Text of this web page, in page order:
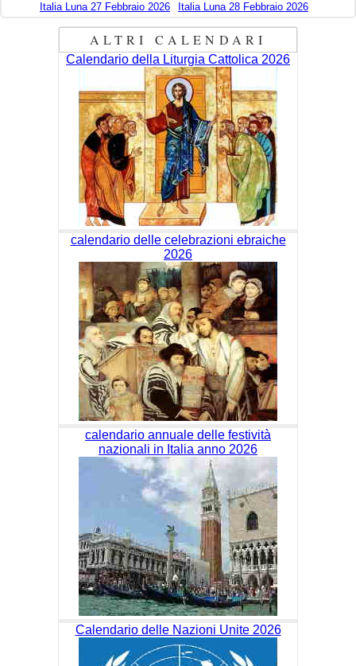
Italia Luna 27 Febbraio 2026
Italia Luna 28 Febbraio 2026
ALTRI CALENDARI
Calendario della Liturgia Cattolica 2026
calendario delle celebrazioni ebraiche
2026
calendario annuale delle festività
nazionali in Italia anno 2026
Calendario delle Nazioni Unite 2026